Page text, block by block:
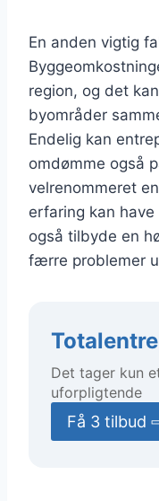
En anden vigtig
region, og det
byområder
Endelig kan
omdømme også
velrenommeret
erfaring kan
også tilbyde en
færre problemer
Det tager kun
uforpligtende
Få 3 tilbud